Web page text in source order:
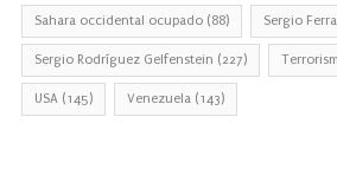
Sahara occidental ocupado (88) Sergio
Sergio Rodríguez Gelfenstein (227)
USA (145) Venezuela (143)